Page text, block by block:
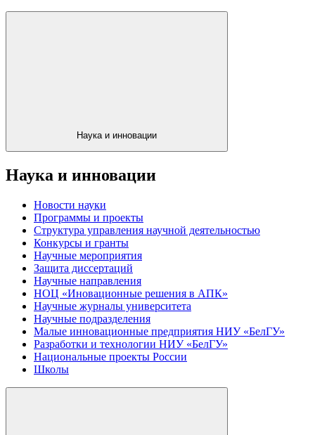
Наука и инновации
Наука и инновации
Новости науки
Программы и проекты
Структура управления научной деятельностью
Конкурсы и гранты
Научные мероприятия
Защита диссертаций
Научные направления
НОЦ «Иновационные решения в АПК»
Научные журналы университета
Научные подразделения
Малые инновационные предприятия НИУ «БелГУ»
Разработки и технологии НИУ «БелГУ»
Национальные проекты России
Школы